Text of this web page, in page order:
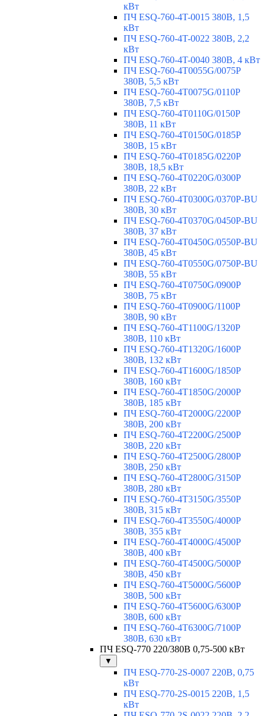
кВт
ПЧ ESQ-760-4T-0015 380В, 1,5
кВт
ПЧ ESQ-760-4T-0022 380В, 2,2
кВт
ПЧ ESQ-760-4T-0040 380В, 4 кВт
ПЧ ESQ-760-4T0055G/0075P
380В, 5,5 кВт
ПЧ ESQ-760-4T0075G/0110P
380В, 7,5 кВт
ПЧ ESQ-760-4T0110G/0150P
380В, 11 кВт
ПЧ ESQ-760-4T0150G/0185P
380В, 15 кВт
ПЧ ESQ-760-4T0185G/0220P
380В, 18,5 кВт
ПЧ ESQ-760-4T0220G/0300P
380В, 22 кВт
ПЧ ESQ-760-4T0300G/0370P-BU
380В, 30 кВт
ПЧ ESQ-760-4T0370G/0450P-BU
380В, 37 кВт
ПЧ ESQ-760-4T0450G/0550P-BU
380В, 45 кВт
ПЧ ESQ-760-4T0550G/0750P-BU
380В, 55 кВт
ПЧ ESQ-760-4T0750G/0900P
380В, 75 кВт
ПЧ ESQ-760-4T0900G/1100P
380В, 90 кВт
ПЧ ESQ-760-4T1100G/1320P
380В, 110 кВт
ПЧ ESQ-760-4T1320G/1600P
380В, 132 кВт
ПЧ ESQ-760-4T1600G/1850P
380В, 160 кВт
ПЧ ESQ-760-4T1850G/2000P
380В, 185 кВт
ПЧ ESQ-760-4T2000G/2200P
380В, 200 кВт
ПЧ ESQ-760-4T2200G/2500P
380В, 220 кВт
ПЧ ESQ-760-4T2500G/2800P
380В, 250 кВт
ПЧ ESQ-760-4T2800G/3150P
380В, 280 кВт
ПЧ ESQ-760-4T3150G/3550P
380В, 315 кВт
ПЧ ESQ-760-4T3550G/4000P
380В, 355 кВт
ПЧ ESQ-760-4T4000G/4500P
380В, 400 кВт
ПЧ ESQ-760-4T4500G/5000P
380В, 450 кВт
ПЧ ESQ-760-4T5000G/5600P
380В, 500 кВт
ПЧ ESQ-760-4T5600G/6300P
380В, 600 кВт
ПЧ ESQ-760-4T6300G/7100P
380В, 630 кВт
ПЧ ESQ-770 220/380В 0,75-500 кВт
▼
ПЧ ESQ-770-2S-0007 220В, 0,75
кВт
ПЧ ESQ-770-2S-0015 220В, 1,5
кВт